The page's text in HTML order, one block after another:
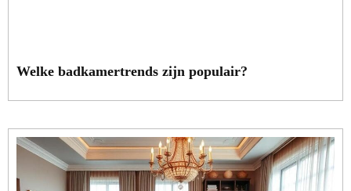
Welke badkamertrends zijn populair?